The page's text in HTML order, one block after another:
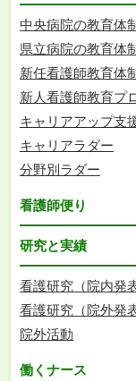
中央病院の教育体制
県立病院の教育体制
新任看護師教育体制
新人看護師教育プ
キャリアアップ支
キャリアラダー
分野別ラダー
看護師便り
研究と実績
看護研究（院内発
看護研究（院外発
院外活動
働くナース